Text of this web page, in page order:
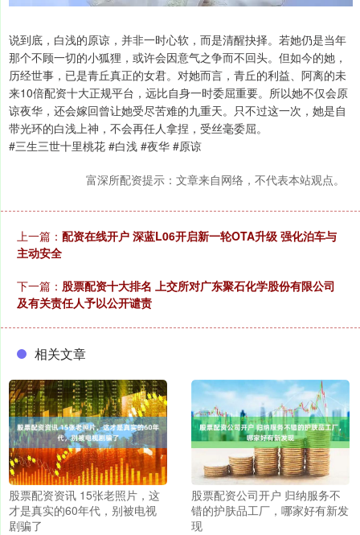
说到底，白浅的原谅，并非一时心软，而是清醒抉择。若她仍是当年
那个不顾一切的小狐狸，或许会因意气之争而不回头。但如今的她，
历经世事，已是青丘真正的女君。对她而言，青丘的利益、阿离的未
来10倍配资十大正规平台，远比自身一时委屈重要。所以她不仅会原
谅夜华，还会嫁回曾让她受尽苦难的九重天。只不过这一次，她是自
带光环的白浅上神，不会再任人拿捏，受丝毫委屈。
#三生三世十里桃花 #白浅 #夜华 #原谅
富深所配资提示：文章来自网络，不代表本站观点。
上一篇： 配资在线开户 深蓝L06开启新一轮OTA升级 强化泊车与
主动安全
下一篇： 股票配资十大排名 上交所对广东聚石化学股份有限公司
及有关责任人予以公开谴责
相关文章
股票配资资讯 15张老照片，这
才是真实的60年代，别被电视
剧骗了
股票配资公司开户 归纳服务不
错的护肤品工厂，哪家好有新发
现